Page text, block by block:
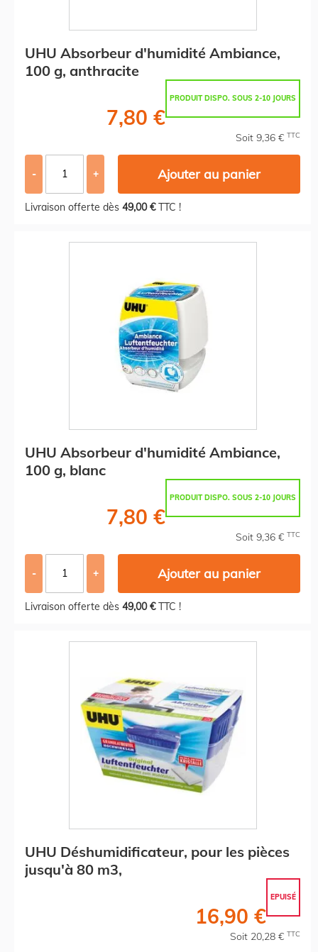
UHU Absorbeur d'humidité Ambiance,
100 g, anthracite
PRODUIT DISPO. SOUS 2-10 JOURS
7,80 €
Soit 9,36 € TTC
- + Ajouter au panier
Livraison offerte dès 49,00 €TTC !
UHU Absorbeur d'humidité Ambiance,
100 g, blanc
PRODUIT DISPO. SOUS 2-10 JOURS
7,80 €
Soit 9,36 € TTC
- + Ajouter au panier
Livraison offerte dès 49,00 €TTC !
UHU Déshumidificateur, pour les pièces
jusqu'à 80 m3,
EPUISÉ
16,90 €
Soit 20,28 € TTC